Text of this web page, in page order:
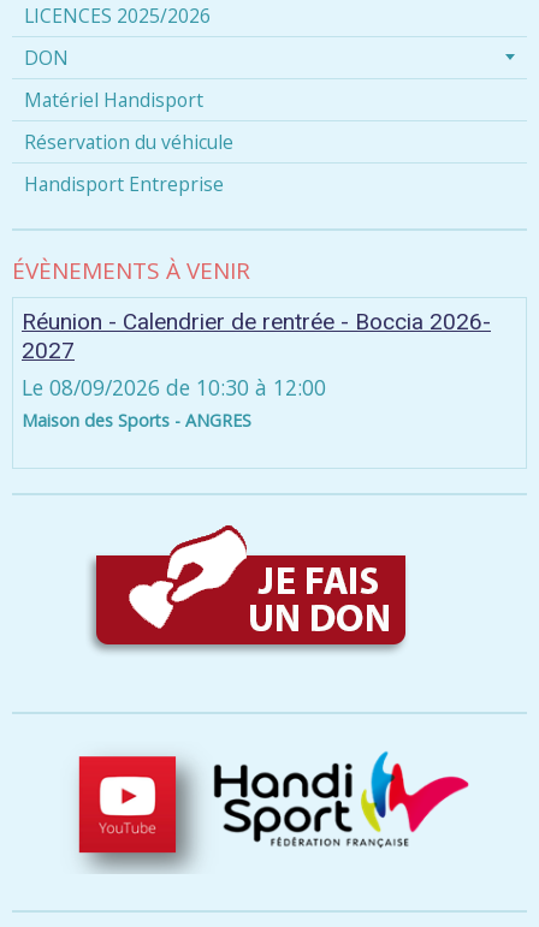
LICENCES 2025/2026
DON
Matériel Handisport
Réservation du véhicule
Handisport Entreprise
ÉVÈNEMENTS À VENIR
Réunion - Calendrier de rentrée - Boccia 2026-
2027
Le 08/09/2026 de 10:30 à 12:00
Maison des Sports - ANGRES